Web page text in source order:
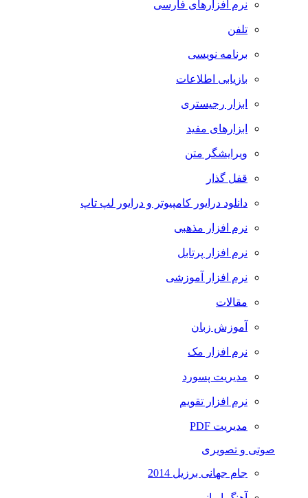
نرم افزارهای فارسی
تلفن
برنامه نویسی
بازیابی اطلاعات
ابزار رجیستری
ابزارهای مفید
ویرایشگر متن
قفل گذار
دانلود درایور کامپیوتر و درایور لپ تاپ
نرم افزار مذهبی
نرم افزار پرتابل
نرم افزار آموزشی
مقالات
آموزش زبان
نرم افزار مک
مدیریت پسورد
نرم افزار تقویم
مدیریت PDF
صوتی و تصویری
جام جهانی برزیل 2014